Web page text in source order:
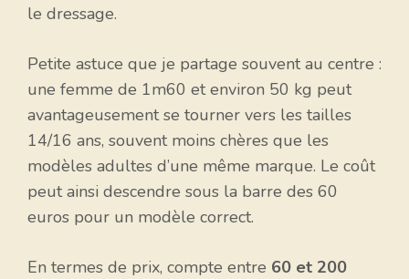
le dressage.
Petite astuce que je partage souvent au centre :
une femme de 1m60 et environ 50 kg peut
avantageusement se tourner vers les tailles
14/16 ans, souvent moins chères que les
modèles adultes d’une même marque. Le coût
peut ainsi descendre sous la barre des 60
euros pour un modèle correct.
En termes de prix, compte entre 60 et 200